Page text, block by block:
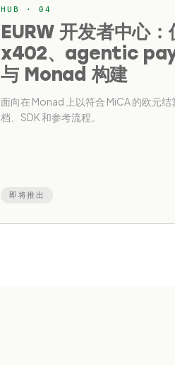
HUB · 04
EURW 开发者中心：
x402、agentic
与 Monad 构建
面向在 Monad 上以符合 MiCA 的欧元结
档、SDK 和参考流程。
即将推出